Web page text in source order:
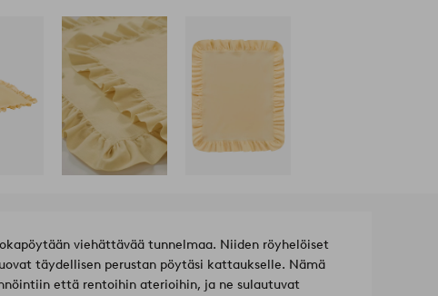
viehättävää tunnelmaa. Niiden röyhelöiset
täydellisen perustan pöytäsi kattaukselle. Nämä
että rentoihin aterioihin, ja ne sulautuvat